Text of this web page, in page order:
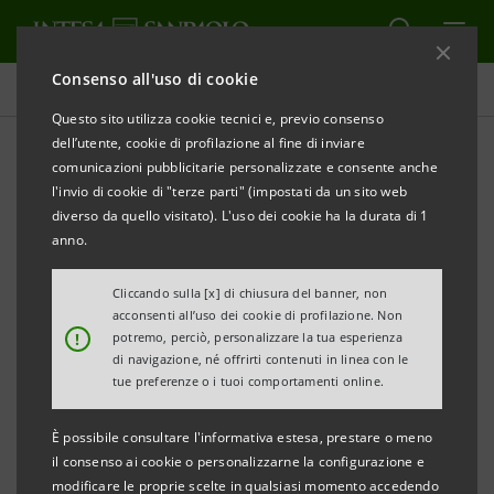
Consenso all'uso di cookie
Questo sito utilizza cookie tecnici e, previo consenso
dell’utente, cookie di profilazione al fine di inviare
comunicazioni pubblicitarie personalizzate e consente anche
l'invio di cookie di "terze parti" (impostati da un sito web
diverso da quello visitato). L'uso dei cookie ha la durata di 1
anno.
!
Cliccando sulla [x] di chiusura del banner, non
acconsenti all’uso dei cookie di profilazione. Non
potremo, perciò, personalizzare la tua esperienza
di navigazione, né offrirti contenuti in linea con le
tue preferenze o i tuoi comportamenti online.
È possibile consultare l'informativa estesa, prestare o meno
il consenso ai cookie o personalizzarne la configurazione e
modificare le proprie scelte in qualsiasi momento accedendo
Comunicati stampa
STAMPA AGGIORNA
COMUNICATO STAMPA
LA BANCA SI APRE ALLE FAMIGLIE DEI DIPENDENTI
DUE GIORNI DI EVENTI E SPETTACOLI
OSPITATI NELLA SEDE DI BANCA CR FIRENZE
• Lo scorso weekend la sede della banca si è